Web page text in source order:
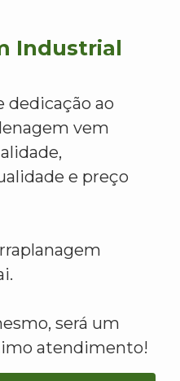
Industrial
dedicação ao
vem
e preço
será um
atendimento!